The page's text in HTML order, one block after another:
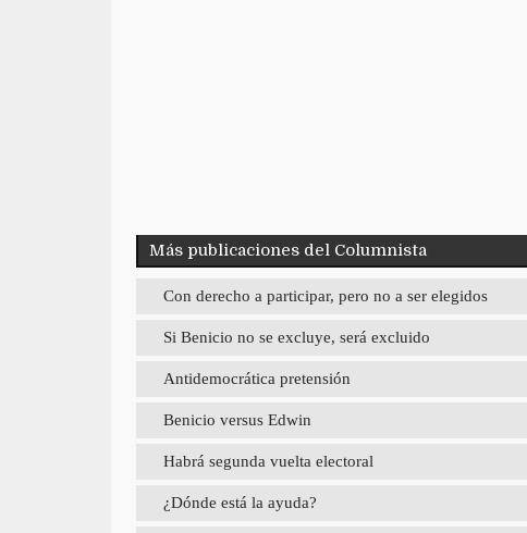
Más publicaciones del Columnista
Con derecho a participar, pero no a ser elegidos
Si Benicio no se excluye, será excluido
Antidemocrática pretensión
Benicio versus Edwin
Habrá segunda vuelta electoral
¿Dónde está la ayuda?